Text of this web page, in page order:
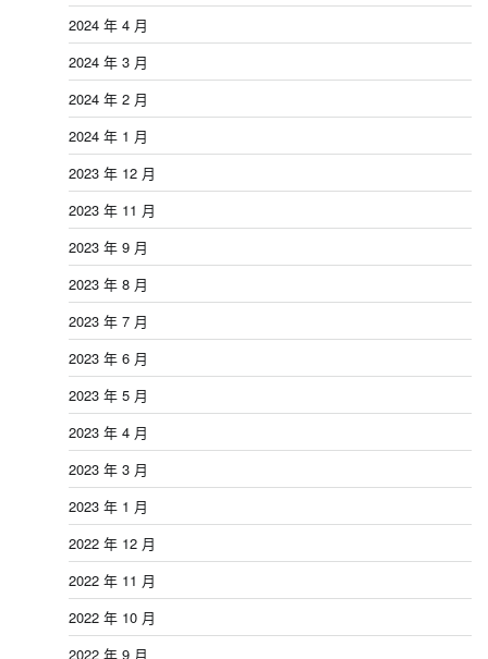
2024 年 4 月
2024 年 3 月
2024 年 2 月
2024 年 1 月
2023 年 12 月
2023 年 11 月
2023 年 9 月
2023 年 8 月
2023 年 7 月
2023 年 6 月
2023 年 5 月
2023 年 4 月
2023 年 3 月
2023 年 1 月
2022 年 12 月
2022 年 11 月
2022 年 10 月
2022 年 9 月